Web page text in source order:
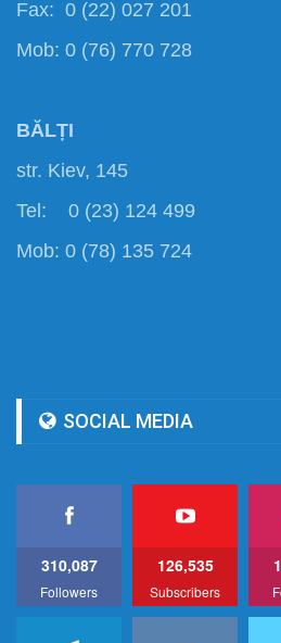
Fax: 0 (22) 027 201
Mob: 0 (76) 770 728
BĂLȚI
str. Kiev, 145
Tel: 0 (23) 124 499
Mob: 0 (78) 135 724
SOCIAL MEDIA
310,087
Followers
126,535
Subscribers